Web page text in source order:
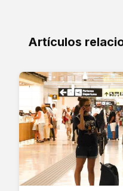
Artículos